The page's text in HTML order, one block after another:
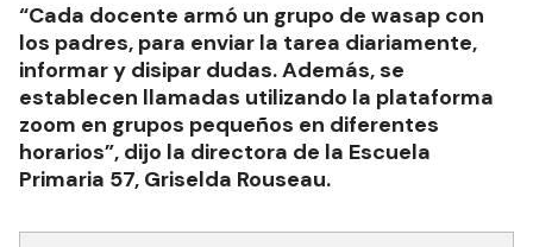
“Cada docente armó un grupo de wasap con
los padres, para enviar la tarea diariamente,
informar y disipar dudas. Además, se
establecen llamadas utilizando la plataforma
zoom en grupos pequeños en diferentes
horarios”, dijo la directora de la Escuela
Primaria 57, Griselda Rouseau.